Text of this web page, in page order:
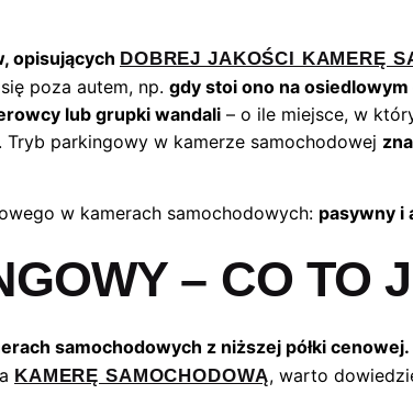
opisujących DOBREJ JAKOŚCI KAMERĘ
poza autem, np. gdy stoi ono na
lub grupki wandali – o ile miejsce, w
. Tryb parkingowy w kamerze samochodowej
w kamerach samochodowych: pasywny i
– CO TO
samochodowych z niższej półki cenowej.
KAMERĘ SAMOCHODOWĄ, warto